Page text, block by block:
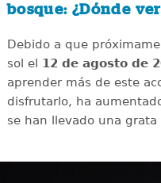
bosque: ¿Dónde
Debido a que
sol el 12 de agosto de
aprender más de este
disfrutarlo, ha
se han llevado una grata